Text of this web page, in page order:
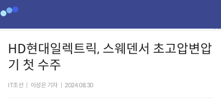
HD현대일렉트릭, 스웨덴서 초고압변압
기 첫 수주
IT조선 이성은 기자 2024.08.30